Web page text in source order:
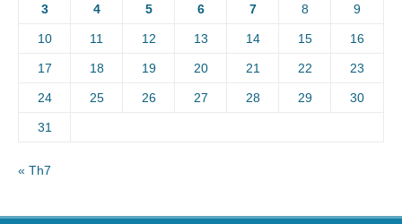
3 4 5 6 7 8 9
10 11 12 13 14 15 16
17 18 19 20 21 22 23
24 25 26 27 28 29 30
31
« Th7